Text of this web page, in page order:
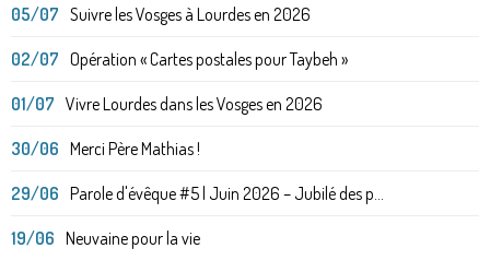
05/07 Suivre les Vosges à Lourdes en 2026
02/07 Opération « Cartes postales pour Taybeh »
01/07 Vivre Lourdes dans les Vosges en 2026
30/06 Merci Père Mathias !
29/06 Parole d'évêque #5 | Juin 2026 – Jubilé des p...
19/06 Neuvaine pour la vie